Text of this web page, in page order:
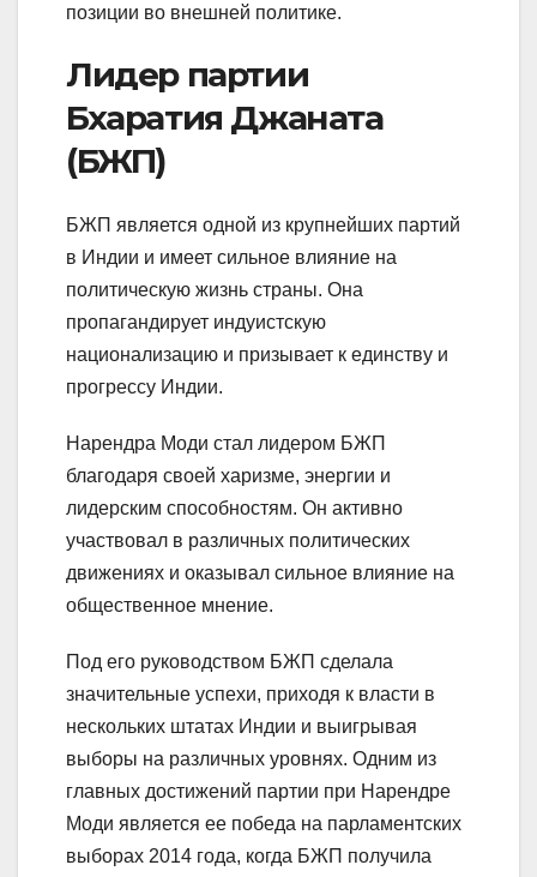
позиции во внешней политике.
Лидер партии
Бхаратия Джаната
(БЖП)
БЖП является одной из крупнейших партий
в Индии и имеет сильное влияние на
политическую жизнь страны. Она
пропагандирует индуистскую
национализацию и призывает к единству и
прогрессу Индии.
Нарендра Моди стал лидером БЖП
благодаря своей харизме, энергии и
лидерским способностям. Он активно
участвовал в различных политических
движениях и оказывал сильное влияние на
общественное мнение.
Под его руководством БЖП сделала
значительные успехи, приходя к власти в
нескольких штатах Индии и выигрывая
выборы на различных уровнях. Одним из
главных достижений партии при Нарендре
Моди является ее победа на парламентских
выборах 2014 года, когда БЖП получила